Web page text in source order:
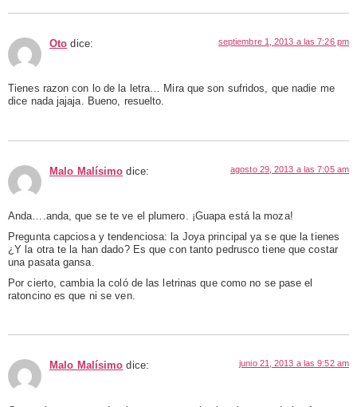
Oto dice: septiembre 1, 2013 a las 7:26 pm
Tienes razon con lo de la letra… Mira que son sufridos, que nadie me
dice nada jajaja. Bueno, resuelto.
Malo Malísimo dice: agosto 29, 2013 a las 7:05 am
Anda….anda, que se te ve el plumero. ¡Guapa está la moza!
Pregunta capciosa y tendenciosa: la Joya principal ya se que la tienes
¿Y la otra te la han dado? Es que con tanto pedrusco tiene que costar
una pasata gansa.
Por cierto, cambia la coló de las letrinas que como no se pase el
ratoncino es que ni se ven.
Malo Malísimo dice: junio 21, 2013 a las 9:52 am